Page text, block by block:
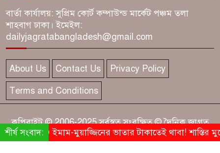
ফরিদপুরে তদন্ত রিপোর্ট, বরখাস্ত ৬
বিমানবন্দরে ভিআইপি-সিআইপিসহ
সবাইকে তল্লাশির নির্দেশ
৫ আগস্টে অনুপস্থিত পৌর সিইও!
ফরিদপুরে সরকারবিরোধী চক্রান্তের
তোপ বিএনপির
‘জুলাই দিবসের মঞ্চে আ.লীগ
নেতা!’ ফরিদপুরে ইউএনওর পাশে
বার্তা কার্যালয়: সুপ্রিম কোর্ট কম্পাউন্ড মার্কেট পঞ্চম তলা
শাহবাগ ঢাকা। ইমেইল:
dailyjagratabangladesh@gmail.com
About Us Contact Us Privacy Policy
Terms and Conditions
কপিরাইট © 2006-2025 সর্বস্বত্ব সংরক্ষিত © দৈনিক জাগ্রত
বাংলাদেশ
শীর্ষ সংবাদ:ইমাম-মুয়াজ্জিনের ভাতার টাকাতেই থাবা! শাস্তির